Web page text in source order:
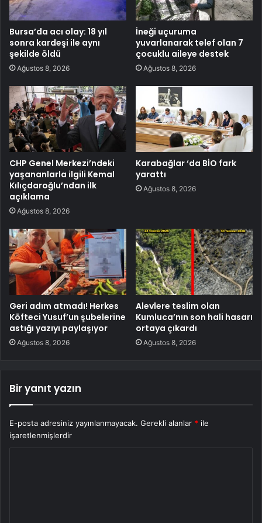
Bursa’da acı olay: 18 yıl
sonra kardeşi ile aynı
şekilde öldü
Ağustos 8, 2026
İneği uçuruma
yuvarlanarak telef olan 7
çocuklu aileye destek
Ağustos 8, 2026
CHP Genel Merkezi’ndeki
yaşananlarla ilgili Kemal
Kılıçdaroğlu’ndan ilk
açıklama
Ağustos 8, 2026
Karabağlar ‘da BİO fark
yarattı
Ağustos 8, 2026
Geri adım atmadı! Herkes
Köfteci Yusuf’un şubelerine
astığı yazıyı paylaşıyor
Ağustos 8, 2026
Alevlere teslim olan
Kumluca’nın son hali hasarı
ortaya çıkardı
Ağustos 8, 2026
Bir yanıt yazın
E-posta adresiniz yayınlanmayacak. Gerekli alanlar * ile
işaretlenmişlerdir